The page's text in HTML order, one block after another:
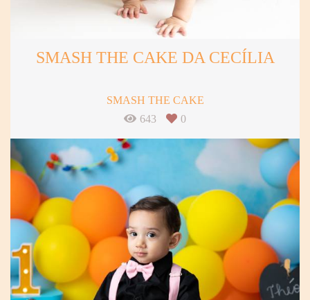
SMASH THE CAKE DA CECÍLIA
SMASH THE CAKE
643
0